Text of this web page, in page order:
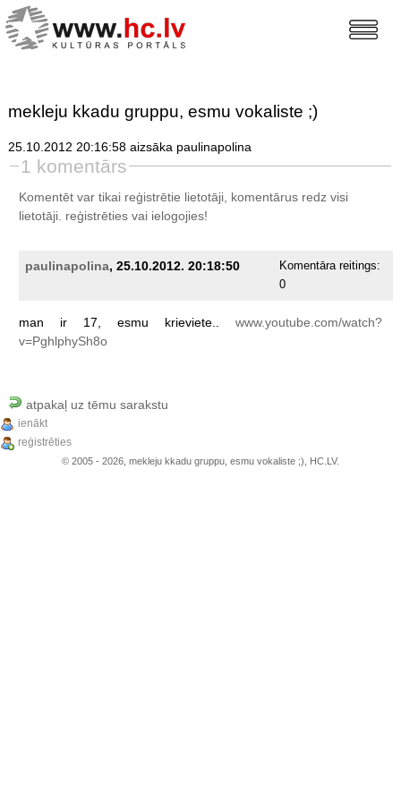
mekleju kkadu gruppu, esmu vokaliste ;)
25.10.2012 20:16:58 aizsāka paulinapolina
1 komentārs
Komentēt var tikai reģistrētie lietotāji, komentārus redz visi
lietotāji. reģistrētiesvai ielogojies!
paulinapolina, 25.10.2012. 20:18:50
Komentāra reitings:
0
man ir 17, esmu krieviete..
www.youtube.com/watch?
v=PghlphySh8o
atpakaļ uz tēmu sarakstu
ienākt
reģistrēties
© 2005 - 2026, mekleju kkadu gruppu, esmu vokaliste ;), HC.LV.